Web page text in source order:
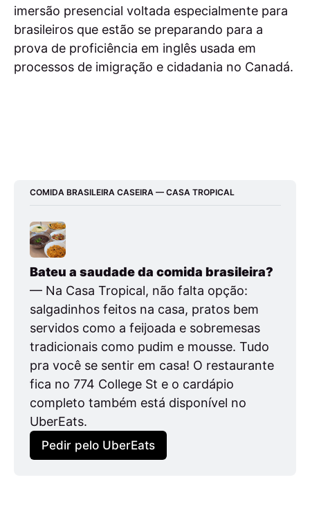
imersão presencial voltada especialmente para
brasileiros que estão se preparando para a
prova de proficiência em inglês usada em
processos de imigração e cidadania no Canadá.
COMIDA BRASILEIRA CASEIRA — CASA TROPICAL
Bateu a saudade da comida brasileira?
— Na Casa Tropical, não falta opção:
salgadinhos feitos na casa, pratos bem
servidos como a feijoada e sobremesas
tradicionais como pudim e mousse. Tudo
pra você se sentir em casa! O restaurante
fica no 774 College St e o cardápio
completo também está disponível no
UberEats.
Pedir pelo UberEats